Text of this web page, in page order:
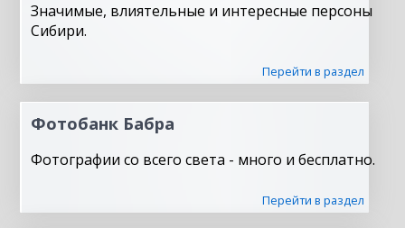
Значимые, влиятельные и интересные персоны
Сибири.
Перейти в раздел
Фотобанк Бабра
Фотографии со всего света - много и бесплатно.
Перейти в раздел